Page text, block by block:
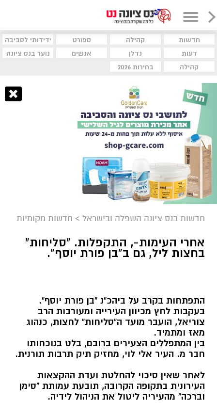
חדשות קהילה ספורט
ידידותי לסביבה
דעות
נדלן אנשים
נוער בנס ציונה
קהילה
בחירות 2026
חדשות בנס ציונה השפלה ובישראל > חדשות מקומיות
אחרי העימות-, התקפלות. "סליחות"
בחצות ליל, גם ב"בן פורת יוסף".
התפתחות בקרב על ביהכ"נ "בן פורת יוסף".
בעקבות לחץ מכיוון העירייה ומעורבות הרב
צוריאל, הועבר מועד ה"סליחות" לחצות, כנהוג
מאז ומתמיד.
בין המתפללים הצעירים ברובם, בלט בנוכחותו
חבר מ. העיר אלי לוי, מחזיק תיק תרבות תורנית.
לאחר שאין סיכוי להחלטת ועדת ההקצאות
העירונית בתקופה הקרובה, תובעת עמותת "סימן
וברכה" מהעיריה ליטול את הניהול לידיה.